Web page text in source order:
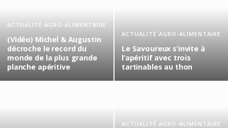
ACTUALITÉ AGRO-ALIMENTAIRE
(Vidéo) Michel & Augustin
décroche le record du
monde de la plus grande
planche apéritive
ACTUALITÉ AGRO-ALIMENTAIRE
Le Savoureux s’invite à
l’apéritif avec trois
tartinables au thon
ACTUALITÉ AGRO-ALIMENTAIRE